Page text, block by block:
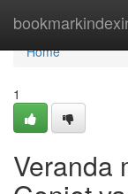
Home
Home
1
Veranda